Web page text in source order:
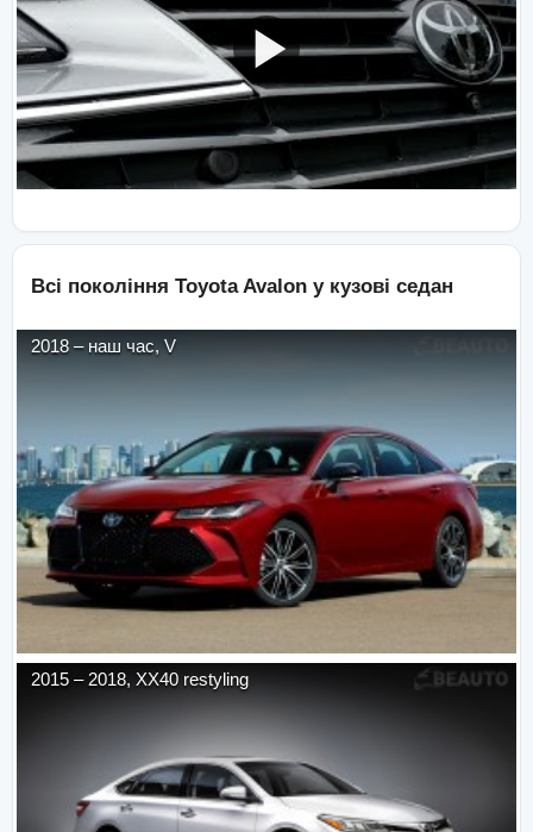
Всі покоління Toyota Avalon у кузові седан
2018 – наш час, V
2015 – 2018, XX40 restyling